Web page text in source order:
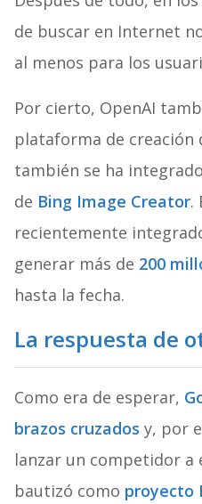
de buscar en Internet
al menos para los
Por cierto, OpenAI
plataforma de creación
también se ha
de Bing Image Creator.
recientemente
generar más de 200
hasta la fecha.
La respuesta de
Como era de esperar,
brazos cruzados y, por
lanzar un competidor a
bautizó como proyecto